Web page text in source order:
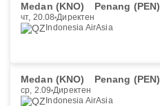
Medan (KNO) Penang (PEN)
чт, 20.08 Директен
Indonesia AirAsia
Medan (KNO) Penang (PEN)
ср, 2.09 Директен
Indonesia AirAsia